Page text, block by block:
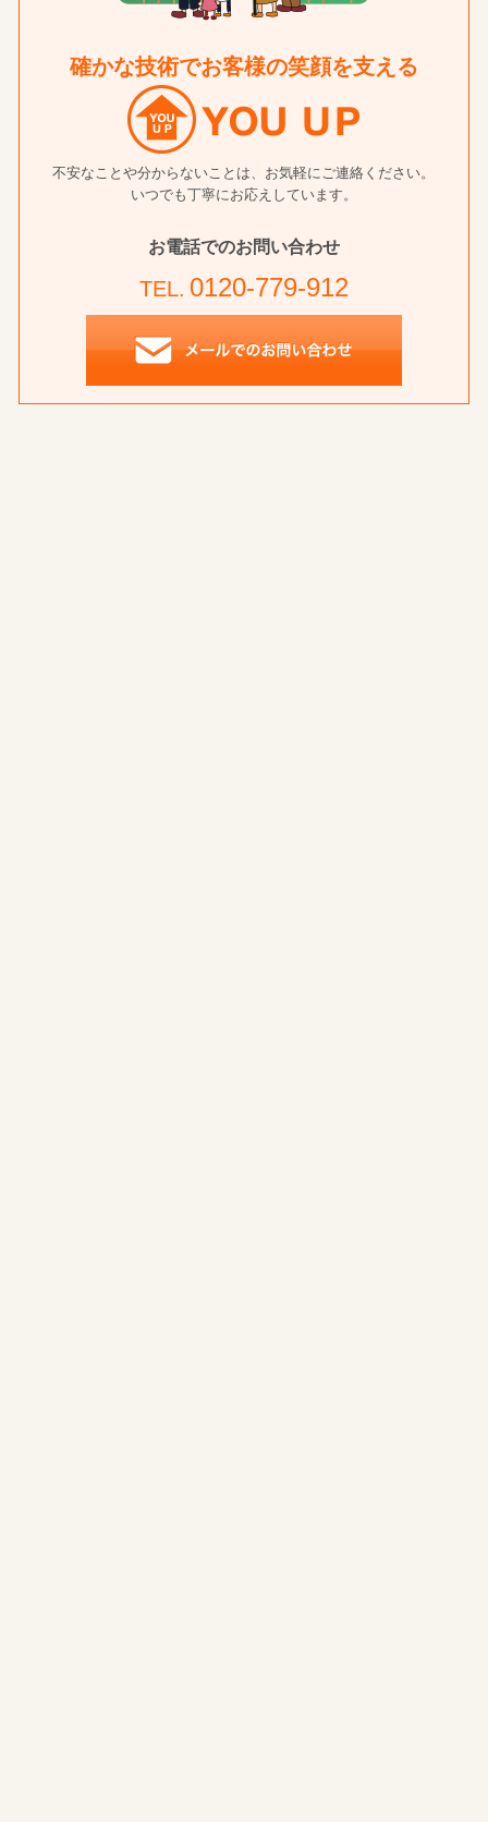
確かな技術でお客様の笑顔を支える
不安なことや分からないことは、お気軽にご連絡ください。
いつでも丁寧にお応えしています。
お電話でのお問い合わせ
TEL. 0120-779-912